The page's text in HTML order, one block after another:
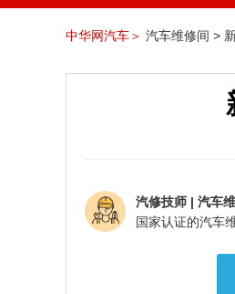
中华网汽车＞ 汽车维修间 >
汽修技师 | 汽车